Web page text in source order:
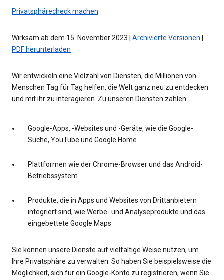
Privatsphärecheck machen
Wirksam ab dem 15. November 2023 | Archivierte Versionen
PDF herunterladen
Wir entwickeln eine Vielzahl von Diensten, die Millionen von
Menschen Tag für Tag helfen, die Welt ganz neu zu entdecken
und mit ihr zu interagieren. Zu unseren Diensten zählen:
Google-Apps, -Websites und -Geräte, wie die Google-
Suche, YouTube und Google Home
Plattformen wie der Chrome-Browser und das Android-
Betriebssystem
Produkte, die in Apps und Websites von Drittanbietern
integriert sind, wie Werbe- und Analyseprodukte und das
eingebettete Google Maps
Sie können unsere Dienste auf vielfältige Weise nutzen, um
Ihre Privatsphäre zu verwalten. So haben Sie beispielsweise die
Möglichkeit, sich für ein Google-Konto zu registrieren, wenn Sie